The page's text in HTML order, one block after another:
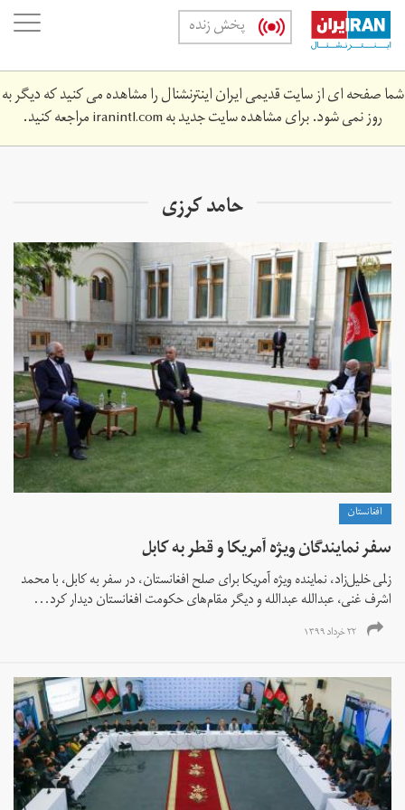
Skip
main
content
پخش زنده
شما صفحه ای از سایت قدیمی ایران اینترنشنال را مشاهده می کنید که دیگر به
روز نمی شود. برای مشاهده سایت جدید بهiranintl.comمراجعه کنید.
حامد کرزی
افغانستان
سفر نمایندگان ویژه آمریکا و قطر به کابل
زلمی خلیل‌زاد، نماینده ویژه آمریکا برای صلح افغانستان، در سفر به کابل، با محمد
اشرف غنی، عبدالله عبدالله و دیگر مقام‌های حکومت افغانستان دیدار کرد...
۲۲ خرداد ۱۳۹۹